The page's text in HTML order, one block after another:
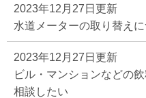
2023年12月27日更新
水道メーターの取り替え
2023年12月27日更新
ビル・マンションなどの
相談したい